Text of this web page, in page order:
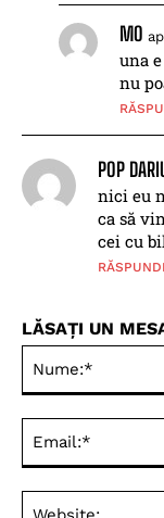
MO
una
nu
POP
nici eu
ca să
cei cu
LĂSAȚI UN